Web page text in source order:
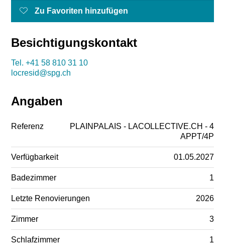
Zu Favoriten hinzufügen
Besichtigungskontakt
Tel.+41 58 810 31 10
locresid@spg.ch
Angaben
Referenz
PLAINPALAIS - LACOLLECTIVE.CH - 4
APPT/4P
Verfügbarkeit 01.05.2027
Badezimmer 1
Letzte Renovierungen 2026
Zimmer 3
Schlafzimmer 1